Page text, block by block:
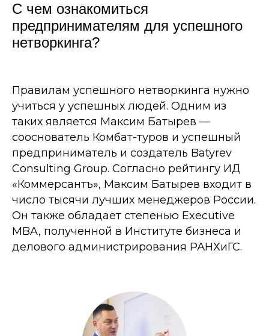
С чем ознакомиться
предпринимателям для успешного
нетворкинга?
Правилам успешного нетворкинга нужно
учиться у успешных людей. Одним из
таких является Максим Батырев —
сооснователь Комбат-туров и успешный
предприниматель и создатель Batyrev
Consulting Group. Согласно рейтингу ИД
«Коммерсантъ», Максим Батырев входит в
число тысячи лучших менеджеров России.
Он также обладает степенью Executive
MBA, полученной в Институте бизнеса и
делового администрирования РАНХиГС.